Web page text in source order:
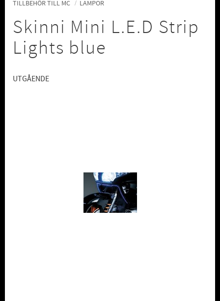
TILLBEHÖR TILL MC LAMPOR
Skinni Mini L.E.D Strip
Lights blue
UTGÅENDE